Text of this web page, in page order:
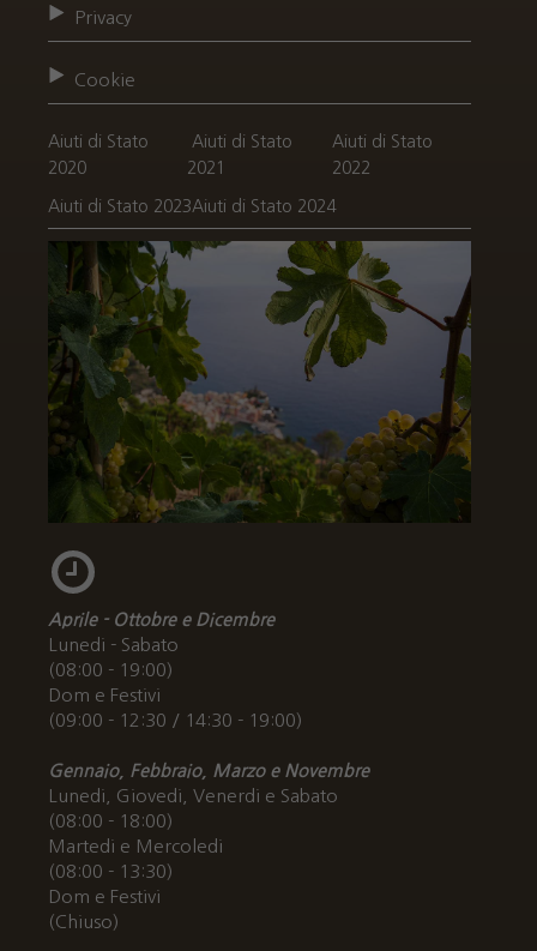
Privacy
Cookie
Aiuti di Stato
2020
Aiuti di Stato
2021
Aiuti di Stato
2022
Aiuti di Stato 2023Aiuti di Stato 2024
Aprile - Ottobre e Dicembre
Lunedi - Sabato
(08:00 - 19:00)
Dom e Festivi
(09:00 - 12:30 / 14:30 - 19:00)
Gennaio, Febbraio, Marzo e Novembre
Lunedi, Giovedi, Venerdi e Sabato
(08:00 - 18:00)
Martedi e Mercoledi
(08:00 - 13:30)
Dom e Festivi
(Chiuso)